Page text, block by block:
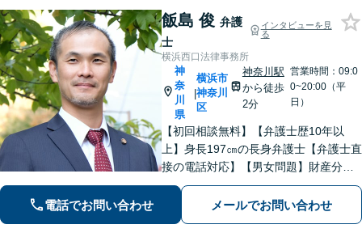
賠償を請求された方の
対応も多数経験してい
ます【土日対応可能】
【子連れ相談可】
飯島 俊 弁護
士
インタビューを見
る
横浜西口法律事務所
神
奈
川
県
|
横浜市
神奈川
区
神奈川駅
から徒歩
2分
営業時間：09:0
0~20:00（平
日）
【初回相談無料】【弁護士歴10年以
上】身長197㎝の長身弁護士【弁護士直
接の電話対応】【男女問題】財産分与
などの金銭問題はお任せ【借金問題】
最適な債務整理をご提案【刑事事件】
交渉に強い！即日接見に努めます【夜
電話でお問い合わせ メールでお問い合わせ